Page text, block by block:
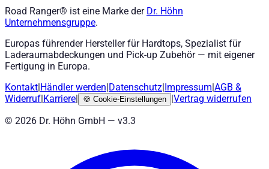
Road Ranger® ist eine Marke der Dr. Höhn
Unternehmensgruppe.
Europas führender Hersteller für Hardtops, Spezialist für
Laderaumabdeckungen und Pick-up Zubehör — mit eigener
Fertigung in Europa.
Kontakt Händler werden Datenschutz Impressum AGB &
Widerruf Karriere 🍪 Cookie-Einstellungen
Vertrag widerrufen
© 2026 Dr. Höhn GmbH — v3.3